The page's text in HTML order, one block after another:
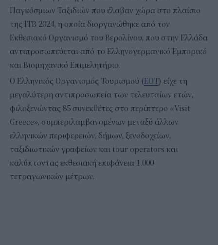
Παγκόσμιων Ταξιδιών που έλαβαν χώρα στο πλαίσιο
της ΙΤΒ 2024, η οποία διοργανώθηκε από τον
Εκθεσιακό Οργανισμό του Βερολίνου, που στην Ελλάδα
αντιπροσωπεύεται από το Ελληνογερμανικό Εμπορικό
και Βιομηχανικό Επιμελητήριο.
Ο Ελληνικός Οργανισμός Τουρισμού (ΕΟΤ) είχε τη
μεγαλύτερη αντιπροσωπεία των τελευταίων ετών,
φιλοξενώντας 85 συνεκθέτες στο περίπτερο «Visit
Greece», συμπεριλαμβανομένων μεταξύ άλλων
ελληνικών περιφερειών, δήμων, ξενοδοχείων,
ταξιδιωτικών γραφείων και tour operators και
καλύπτοντας εκθεσιακή επιφάνεια 1.000
τετραγωνικών μέτρων.